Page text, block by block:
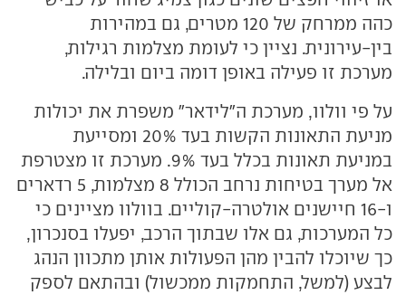
כהה ממרחק של 120 מטרים, גם במהירות
בין-עירונית. נציין כי לעומת מצלמות רגילות,
מערכת זו פעילה באופן דומה ביום ובלילה.
על פי וולוו, מערכת ה"לידאר" משפרת את יכולות
מניעת התאונות הקשות בעד 20% ומסייעת
במניעת תאונות בכלל בעד 9%. מערכת זו מצטרפת
אל מערך בטיחות נרחב הכולל 8 מצלמות, 5 רדארים
ו-16 חיישנים אולטרה-קוליים. בוולוו מציינים כי
כל המערכות, גם אלו שבתוך הרכב, יפעלו בסנכרון,
כך שיוכלו להבין מהן הפעולות אותן מתכוון הנהג
לבצע (למשל, התחמקות ממכשול) ובהתאם לספק